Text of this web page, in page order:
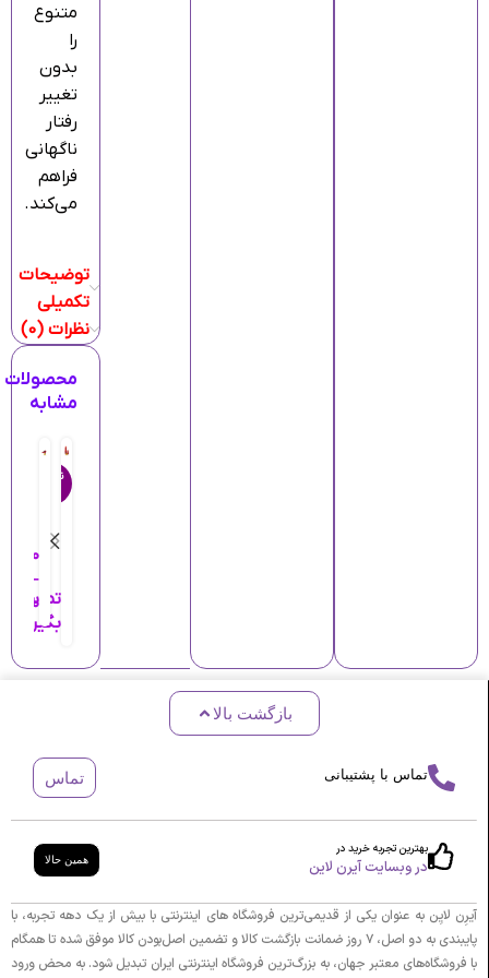
متنوع
را
بدون
تغییر
رفتار
ناگهانی
فراهم
می‌کند.
توضیحات
تکمیلی
نظرات (0)
محصولات
مشابه
ناموجو
د
س
گ
ا
پ
ی
ک
س
تماس
بگیرید
گ
ا
ه
ر
A
s
t
r
a
ک
م
پ
–
ا
و
ی
M
a
بازگشت بالا
تماس با پشتیبانی تماس
بهترین تجربه خرید در
در وبسایت آیرن لاین همین حالا
آیرِن لایِن به عنوان یکی از قدیمی‌ترین فروشگاه های اینترنتی با بیش از یک دهه تجربه، با
پایبندی به دو اصل، ۷ روز ضمانت بازگشت کالا و تضمین اصل‌بودن کالا موفق شده تا همگام
با فروشگاه‌های معتبر جهان، به بزرگ‌ترین فروشگاه اینترنتی ایران تبدیل شود. به محض ورود